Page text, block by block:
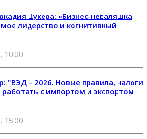
Цукера: «Бизнес-неваляшка
лидерство и когнитивный
10:00
"ВЭД – 2026. Новые правила, налоги
работать с импортом и экспортом
15:00